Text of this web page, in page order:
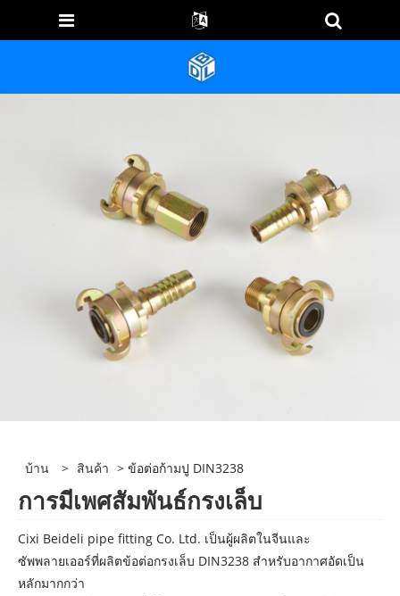
บ้าน > สินค้า > ข้อต่อก้ามปู DIN3238
การมีเพศสัมพันธ์กรงเล็บ
Cixi Beideli pipe fitting Co. Ltd. เป็นผู้ผลิตในจีนและ
ซัพพลายเออร์ที่ผลิตข้อต่อกรงเล็บ DIN3238 สำหรับอากาศอัดเป็น
หลักมากกว่า